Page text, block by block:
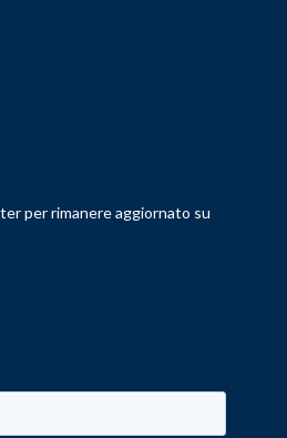
per rimanere aggiornato su